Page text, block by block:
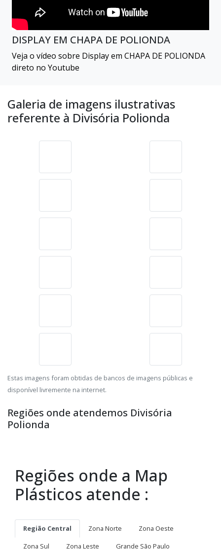
DISPLAY EM CHAPA DE POLIONDA
Veja o vídeo sobre Display em CHAPA DE POLIONDA
direto no Youtube
Galeria de imagens ilustrativas
referente à Divisória Polionda
Estas imagens foram obtidas de bancos de imagens públicas e
disponível livremente na internet.
Regiões onde atendemos Divisória
Polionda
Regiões onde a Map
Plásticos atende :
Região Central Zona Norte
Zona Oeste
Zona Sul
Zona Leste
Grande São Paulo